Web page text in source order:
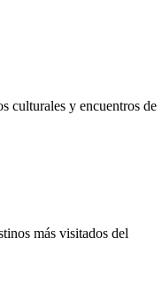
culturales y encuentros de
más visitados del